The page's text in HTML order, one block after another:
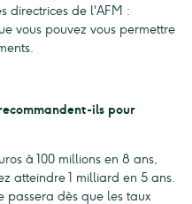
directrices de l'AFM :
vous pouvez vous permettre
ils pour
à 100 millions en 8 ans,
atteindre 1 milliard en 5 ans.
passera dès que les taux